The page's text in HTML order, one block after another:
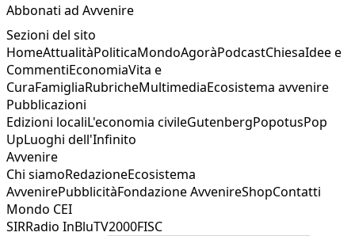
Abbonati ad Avvenire
Sezioni del sito
HomeAttualitàPoliticaMondoAgoràPodcastChiesaIdee e
CommentiEconomiaVita e
CuraFamigliaRubricheMultimediaEcosistema avvenire
Pubblicazioni
Edizioni localiL'economia civileGutenbergPopotusPop
UpLuoghi dell'Infinito
Avvenire
Chi siamoRedazioneEcosistema
AvvenirePubblicitàFondazione AvvenireShopContatti
Mondo CEI
SIRRadio InBluTV2000FISC